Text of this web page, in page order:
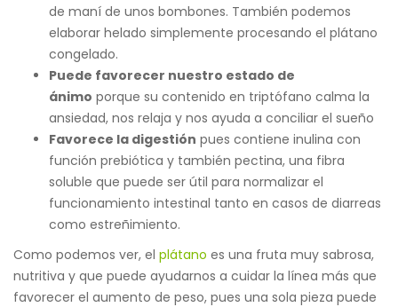
de maní de unos bombones. También podemos
elaborar helado simplemente procesando el plátano
congelado.
Puede favorecer nuestro estado de
ánimo porque su contenido en triptófano calma la
ansiedad, nos relaja y nos ayuda a conciliar el sueño
Favorece la digestión pues contiene inulina con
función prebiótica y también pectina, una fibra
soluble que puede ser útil para normalizar el
funcionamiento intestinal tanto en casos de diarreas
como estreñimiento.
Como podemos ver, el plátano es una fruta muy sabrosa,
nutritiva y que puede ayudarnos a cuidar la línea más que
favorecer el aumento de peso, pues una sola pieza puede